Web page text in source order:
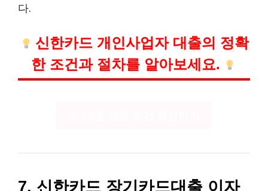
다.
신한카드 개인사업자 대출의 정확
한 조건과 절차를 알아보세요.
7. 신한카드 장기카드대출 이자